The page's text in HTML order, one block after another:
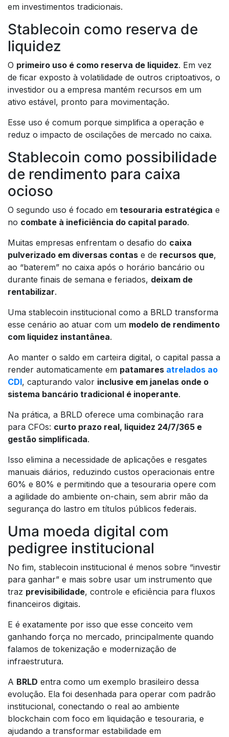
em investimentos tradicionais.
Stablecoin como reserva de
liquidez
O primeiro uso é como reserva de liquidez. Em vez
de ficar exposto à volatilidade de outros criptoativos, o
investidor ou a empresa mantém recursos em um
ativo estável, pronto para movimentação.
Esse uso é comum porque simplifica a operação e
reduz o impacto de oscilações de mercado no caixa.
Stablecoin como possibilidade
de rendimento para caixa
ocioso
O segundo uso é focado em tesouraria estratégica e
no combate à ineficiência do capital parado.
Muitas empresas enfrentam o desafio do caixa
pulverizado em diversas contas e de recursos que,
ao “baterem” no caixa após o horário bancário ou
durante finais de semana e feriados, deixam de
rentabilizar.
Uma stablecoin institucional como a BRLD transforma
esse cenário ao atuar com um modelo de rendimento
com liquidez instantânea.
Ao manter o saldo em carteira digital, o capital passa a
render automaticamente em patamares atrelados ao
CDI, capturando valor inclusive em janelas onde o
sistema bancário tradicional é inoperante.
Na prática, a BRLD oferece uma combinação rara
para CFOs: curto prazo real, liquidez 24/7/365 e
gestão simplificada.
Isso elimina a necessidade de aplicações e resgates
manuais diários, reduzindo custos operacionais entre
60% e 80% e permitindo que a tesouraria opere com
a agilidade do ambiente on-chain, sem abrir mão da
segurança do lastro em títulos públicos federais.
Uma moeda digital com
pedigree institucional
No fim, stablecoin institucional é menos sobre “investir
para ganhar” e mais sobre usar um instrumento que
traz previsibilidade, controle e eficiência para fluxos
financeiros digitais.
E é exatamente por isso que esse conceito vem
ganhando força no mercado, principalmente quando
falamos de tokenização e modernização de
infraestrutura.
A BRLD entra como um exemplo brasileiro dessa
evolução. Ela foi desenhada para operar com padrão
institucional, conectando o real ao ambiente
blockchain com foco em liquidação e tesouraria, e
ajudando a transformar estabilidade em